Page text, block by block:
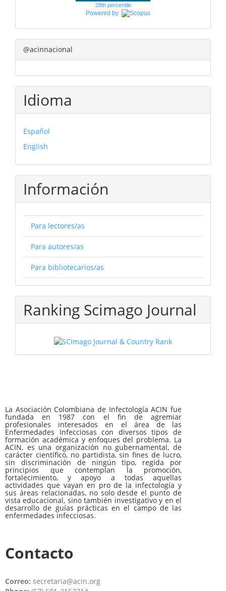
28th percentile
Powered by
@acinnacional
Idioma
Español
English
Información
Para lectores/as
Para autores/as
Para bibliotecarios/as
Ranking Scimago Journal
La Asociación Colombiana de Infectología ACIN fue
fundada en 1987 con el fin de agremiar
profesionales interesados en el área de las
Enfermedades Infecciosas con diversos tipos de
formación académica y enfoques del problema. La
ACIN, es una organización no gubernamental, de
carácter científico, no partidista, sin fines de lucro,
sin discriminación de ningún tipo, regida por
principios que contemplan la promoción,
fortalecimiento, y apoyo a todas aquellas
actividades que vayan en pro de la infectología y
sus áreas relacionadas, no solo desde el punto de
vista educacional, sino también investigativo y en el
desarrollo de guías prácticas en el campo de las
enfermedades infecciosas.
Contacto
Correo: secretaria@acin.org